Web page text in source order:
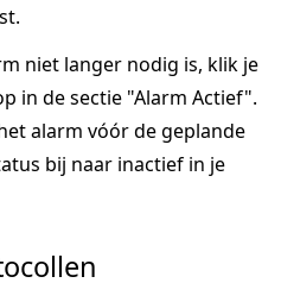
niet langer nodig is, klik je
in de sectie "Alarm Actief".
alarm vóór de geplande
bij naar inactief in je